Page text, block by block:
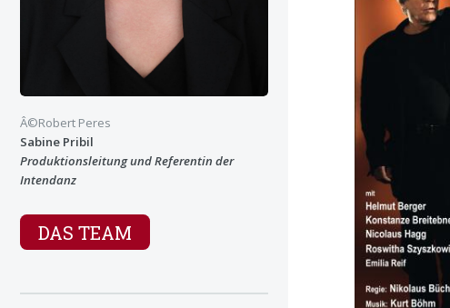
Â©Robert Peres
Sabine Pribil
Produktionsleitung und Referentin der
Intendanz
DAS TEAM